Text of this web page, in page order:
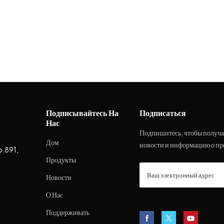
Подписывайтесь На
Нас
Дом
Продукты
Новости
О Нас
Поддерживать
Подписаться
Подпишитесь, чтобы
новости и информацию о